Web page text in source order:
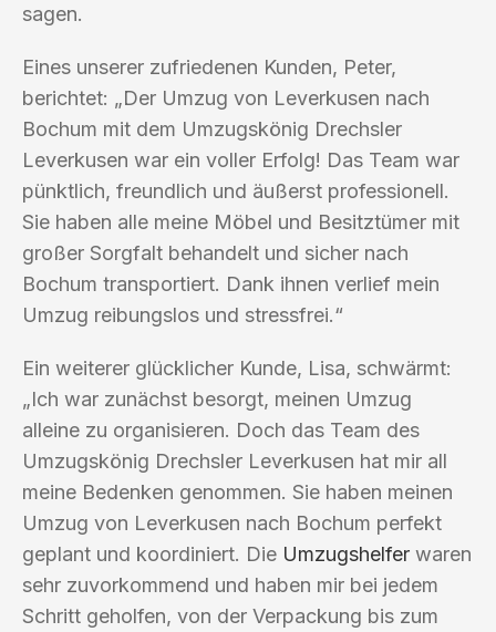
sagen.
Eines unserer zufriedenen Kunden, Peter,
berichtet: „Der Umzug von Leverkusen nach
Bochum mit dem Umzugskönig Drechsler
Leverkusen war ein voller Erfolg! Das Team war
pünktlich, freundlich und äußerst professionell.
Sie haben alle meine Möbel und Besitztümer mit
großer Sorgfalt behandelt und sicher nach
Bochum transportiert. Dank ihnen verlief mein
Umzug reibungslos und stressfrei.“
Ein weiterer glücklicher Kunde, Lisa, schwärmt:
„Ich war zunächst besorgt, meinen Umzug
alleine zu organisieren. Doch das Team des
Umzugskönig Drechsler Leverkusen hat mir all
meine Bedenken genommen. Sie haben meinen
Umzug von Leverkusen nach Bochum perfekt
geplant und koordiniert. Die Umzugshelfer waren
sehr zuvorkommend und haben mir bei jedem
Schritt geholfen, von der Verpackung bis zum